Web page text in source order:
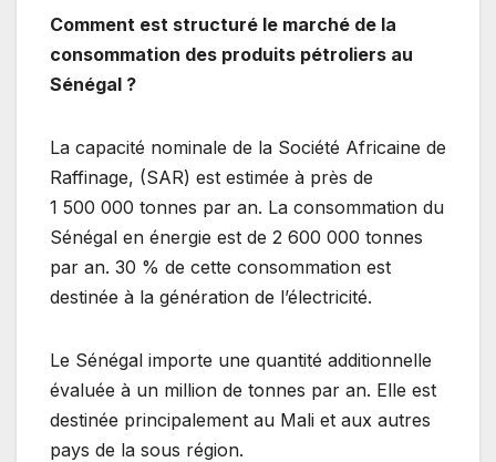
Comment est structuré le marché de la
consommation des produits pétroliers au
Sénégal ?
La capacité nominale de la Société Africaine de
Raffinage, (SAR) est estimée à près de
1 500 000 tonnes par an. La consommation du
Sénégal en énergie est de 2 600 000 tonnes
par an. 30 % de cette consommation est
destinée à la génération de l’électricité.
Le Sénégal importe une quantité additionnelle
évaluée à un million de tonnes par an. Elle est
destinée principalement au Mali et aux autres
pays de la sous région.